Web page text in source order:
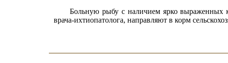
Больную рыбу с наличием ярко выраженных
врача-ихтиопатолога, направляют в корм